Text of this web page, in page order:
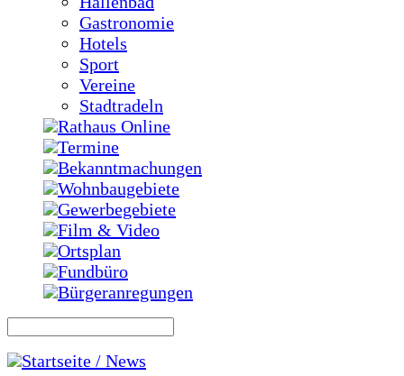
Gastronomie
Hotels
Sport
Vereine
Stadtradeln
Rathaus Online
Termine
Bekanntmachungen
Wohnbaugebiete
Gewerbegebiete
Film & Video
Ortsplan
Fundbüro
Bürgeranregungen
Startseite / News